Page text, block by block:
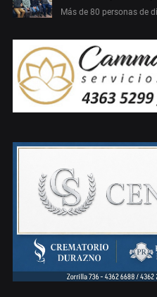
Más de 80 personas de